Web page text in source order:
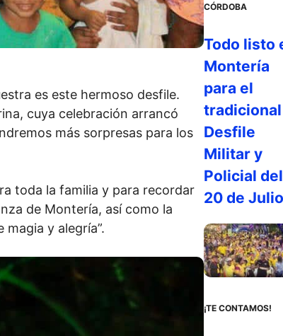
es este hermoso desfile.
cuya celebración arrancó
más sorpresas para los
toda la familia y para recordar
de Montería, así como la
y alegría”.
CÓRDOBA
Todo listo
Montería
para el
tradicional
Desfile
Militar y
Policial del
20 de Julio
¡TE CONTAMOS!